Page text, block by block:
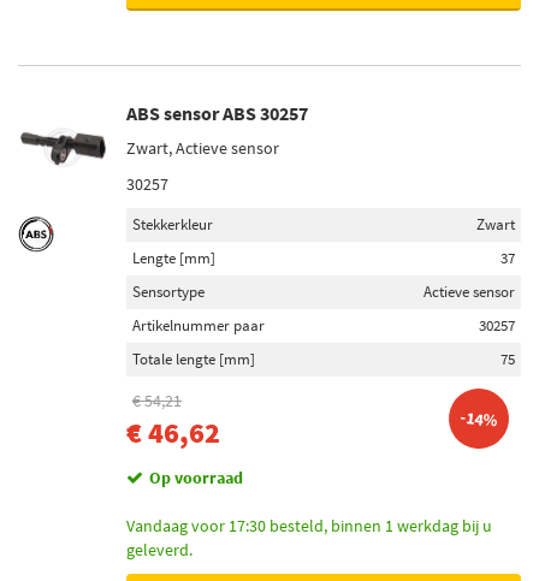
ABS sensor ABS 30257
Zwart, Actieve sensor
30257
Stekkerkleur
Zwart
Lengte [mm]
37
Sensortype
Actieve sensor
Artikelnummer paar
30257
Totale lengte [mm]
75
€ 54,21
€ 46,62 -14%
Op voorraad
Vandaag voor 17:30 besteld, binnen 1 werkdag bij u
geleverd.